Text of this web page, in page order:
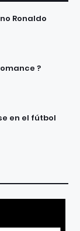
Ronaldo
?
en el fútbol